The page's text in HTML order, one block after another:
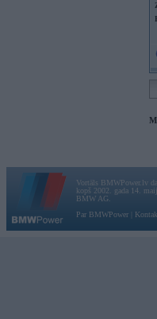
Vortāls BMWPower.lv
kopš 2002. gada 14.
BMW AG.
Par BMWPower